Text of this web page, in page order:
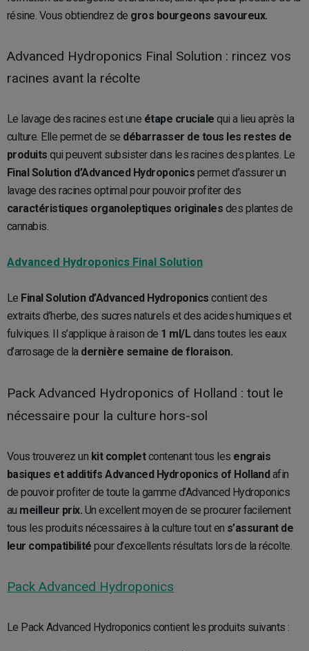
résine. Vous obtiendrez de gros bourgeons savoureux.
Advanced Hydroponics Final Solution : rincez vos
racines avant la récolte
Le lavage des racines est une étape cruciale qui a lieu après la
culture. Elle permet de se débarrasser de tous les restes de
produits qui peuvent subsister dans les racines des plantes. Le
Final Solution d’Advanced Hydroponics permet d’assurer un
lavage des racines optimal pour pouvoir profiter des
caractéristiques organoleptiques originales des plantes de
cannabis.
Advanced Hydroponics Final Solution
Le Final Solution d’Advanced Hydroponics contient des
extraits d’herbe, des sucres naturels et des acides humiques et
fulviques. Il s’applique à raison de 1 ml/Ldans toutes les eaux
d’arrosage de ladernière semaine de floraison.
Pack Advanced Hydroponics of Holland : tout le
nécessaire pour la culture hors-sol
Vous trouverez un kit completcontenant tous les engrais
basiques et additifs Advanced Hydroponics of Hollandafin
de pouvoir profiter de toute la gamme d’Advanced Hydroponics
au meilleur prix. Un excellent moyen de se procurer facilement
tous les produits nécessaires à la culture tout en s’assurant de
leur compatibilité pour d’excellents résultats lors de la récolte.
Pack Advanced Hydroponics
Le Pack Advanced Hydroponics contient les produits suivants :